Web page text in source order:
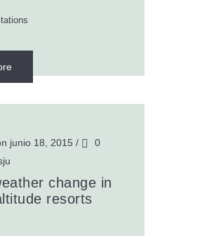
junio 18, 2015 /
0
change in
resorts